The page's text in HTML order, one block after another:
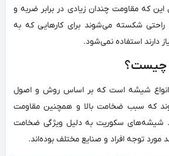
که مقاومت چندان زیادی در برابر ضربه و
راحتی شکسته می‌شوند برای کارهایی که به
دارند استفاده نمی‌شود.
چیست؟
شیشه است که بر اساس روش و اصول
که سبب ضخامت بالا و همچنین مقاومت
شیشه‌های سکوریت به دلیل ویژگی ضخامت
مورد توجه افراد و صنایع مختلف بوده‌اند.